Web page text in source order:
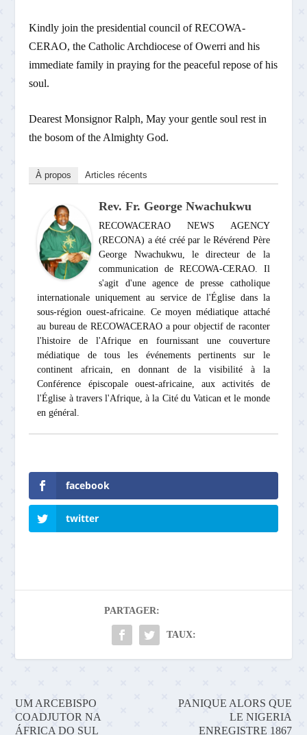
Kindly join the presidential council of RECOWA-
CERAO, the Catholic Archdiocese of Owerri and his
immediate family in praying for the peaceful repose of his
soul.
Dearest Monsignor Ralph, May your gentle soul rest in
the bosom of the Almighty God.
À propos Articles récents
Rev. Fr. George Nwachukwu
RECOWACERAO NEWS AGENCY
(RECONA) a été créé par le Révérend Père
George Nwachukwu, le directeur de la
communication de RECOWA-CERAO. Il
s'agit d'une agence de presse catholique
internationale uniquement au service de l'Église dans la
sous-région ouest-africaine. Ce moyen médiatique attaché
au bureau de RECOWACERAO a pour objectif de raconter
l'histoire de l'Afrique en fournissant une couverture
médiatique de tous les événements pertinents sur le
continent africain, en donnant de la visibilité à la
Conférence épiscopale ouest-africaine, aux activités de
l'Église à travers l'Afrique, à la Cité du Vatican et le monde
en général.
facebook
twitter
PARTAGER:
TAUX:
UM ARCEBISPO
COADJUTOR NA
ÁFRICA DO SUL
PANIQUE ALORS QUE
LE NIGERIA
ENREGISTRE 1867